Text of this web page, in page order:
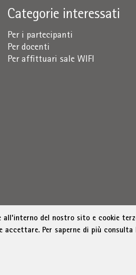
Categorie interessati
Per i partecipanti
Per docenti
Per affittuari sale WIFI
del nostro sito e cookie
accettare. Per saperne di più consulta